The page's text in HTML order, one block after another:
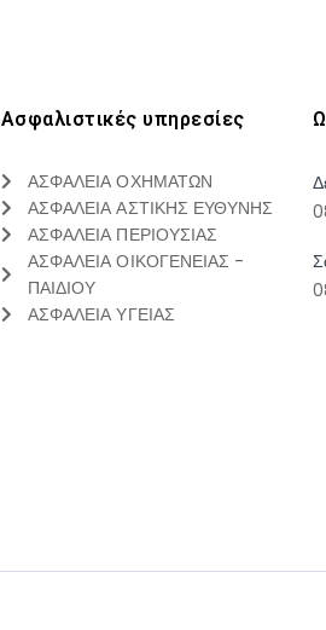
Ασφαλιστικές υπηρεσίες
ΑΣΦΑΛΕΙΑ ΟΧΗΜΑΤΩΝ
ΑΣΦΑΛΕΙΑ ΑΣΤΙΚΗΣ ΕΥΘΥΝΗΣ
ΑΣΦΑΛΕΙΑ ΠΕΡΙΟΥΣΙΑΣ
ΑΣΦΑΛΕΙΑ ΟΙΚΟΓΕΝΕΙΑΣ -
ΠΑΙΔΙΟΥ
ΑΣΦΑΛΕΙΑ ΥΓΕΙΑΣ